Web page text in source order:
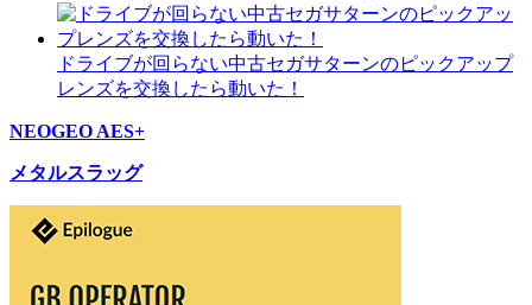
ドライブが回らない中古セガサターンのピックアップ
レンズを交換したら動いた！
NEOGEO AES+
メタルスラッグ